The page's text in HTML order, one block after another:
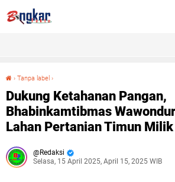
› Tanpa label ›
Dukung Ketahanan Pangan,
Bhabinkamtibmas
Lahan Pertanian Timun Milik
Redaksi
Selasa, 15 April 2025, April 15, 2025 WIB